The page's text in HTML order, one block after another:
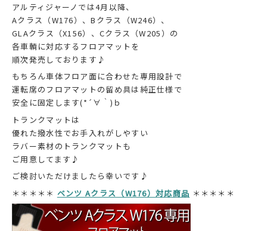
アルティジャーノでは4月以降、
Aクラス（W176）、Bクラス（W246）、
GLAクラス（X156）、Cクラス（W205）の
各車輌に対応するフロアマットを
順次発売しております♪
もちろん車体フロア面に合わせた専用設計で
運転席のフロアマットの留め具は純正仕様で
安全に固定します(*´∀｀)ｂ
トランクマットは
優れた撥水性でお手入れがしやすい
ラバー素材のトランクマットも
ご用意してます♪
ご検討いただけましたら幸いです♪
＊＊＊＊＊ ベンツ Aクラス（W176）対応商品 ＊＊＊＊＊